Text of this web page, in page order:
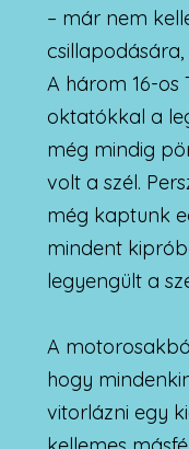
– már nem
A három 16-os
oktatókkal a
még mindig
volt a szél.
még kaptunk
mindent
legyengült a
A
hogy
vitorlázni egy